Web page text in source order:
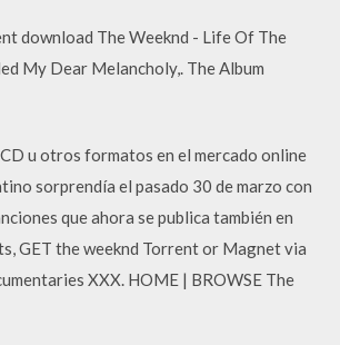
download The Weeknd - Life Of The
My Dear Melancholy,. The Album
u otros formatos en el mercado online
sorprendía el pasado 30 de marzo con
que ahora se publica también en
GET the weeknd Torrent or Magnet via
XXX. HOME | BROWSE The